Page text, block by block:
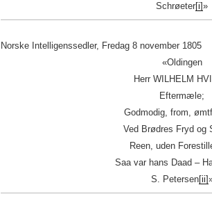
Schrøeter[i]»
Norske Intelligenssedler, Fredag 8 november 1805
«Oldingen
Herr WILHELM
Eftermæle;
Godmodig, from,
Ved Brødres Fryd og
Reen, uden
Saa var hans Daad –
S. Petersen[ii]